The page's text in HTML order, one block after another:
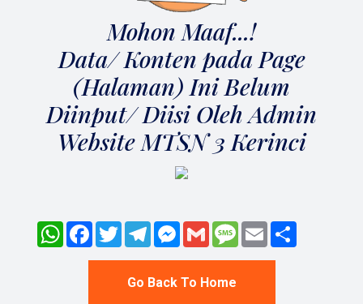
Mohon Maaf...!
Data/ Konten pada Page
(Halaman) Ini Belum
Diinput/ Diisi Oleh Admin
Website MTSN 3 Kerinci
WhatsAppFacebook
TwitterTelegramMessenger
Gmail Message
Email
Go Back To Home